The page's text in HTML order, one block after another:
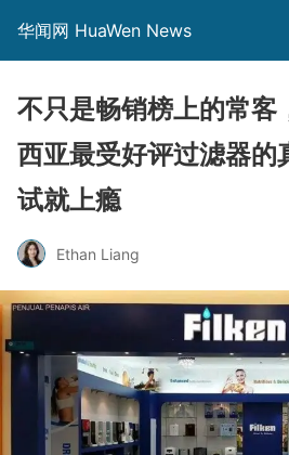
华闻网 HuaWen News
不只是畅销榜上的常
西亚最受好评过滤器的
试就上瘾
Ethan Liang